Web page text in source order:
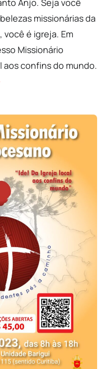
Anjo. Seja você
missionárias da
você é igreja. Em
Missionário
aos confins do mundo.